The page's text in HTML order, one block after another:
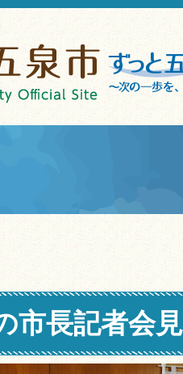
市長記者会見